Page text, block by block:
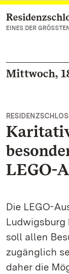
Zum
EINES DER
Mittwoch,
LEGO-
Die LEGO-
Ludwigsburg
soll allen
zugänglich
daher die